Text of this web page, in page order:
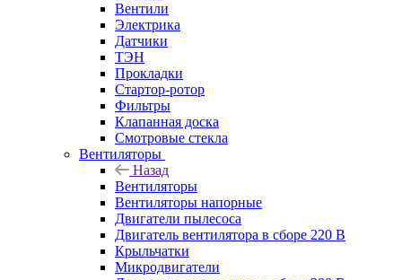
Вентили
Электрика
Датчики
ТЭН
Прокладки
Стартор-ротор
Фильтры
Клапанная доска
Смотровые стекла
Вентиляторы
Назад
Вентиляторы
Вентиляторы напорные
Двигатели пылесоса
Двигатель вентилятора в сборе 220 В
Крыльчатки
Микродвигатели